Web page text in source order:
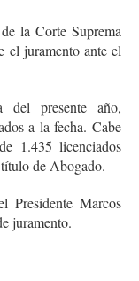
la Corte Suprema
el juramento ante el
del presente año,
a la fecha. Cabe
1.435 licenciados
de Abogado.
Presidente Marcos
juramento.